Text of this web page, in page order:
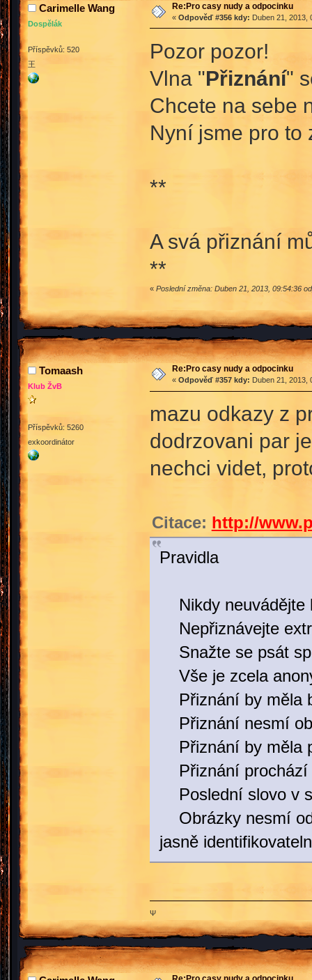
Carimelle Wang
Dospělák
Příspěvků: 520
王
Re:Pro casy nudy a odpocinku
« Odpověď #356 kdy: Duben 21, 2013,
Pozor pozor!
Vlna "Přiznání"
Chcete na sebe
Nyní jsme pro to
**
A svá přiznání
**
« Poslední změna: Duben 21, 2013, 09:54:36
Tomaash
Klub ŽvB
Příspěvků: 5260
exkoordinátor
Re:Pro casy nudy a odpocinku
« Odpověď #357 kdy: Duben 21, 2013,
mazu odkazy z
dodrzovani par
nechci videt,
Citace: http://
Pravidla
Nikdy neuvádějte
Nepřiznávejte
Snažte se psát
Vše je zcela
Přiznání by měla
Přiznání nesmí
Přiznání by měla
Přiznání prochází
Poslední slovo v
Obrázky nesmí
jasně
Ψ